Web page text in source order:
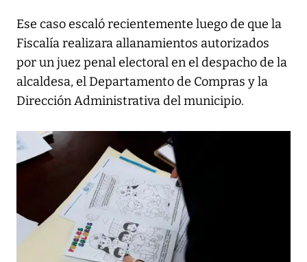
Ese caso escaló recientemente luego de que la
Fiscalía realizara allanamientos autorizados
por un juez penal electoral en el despacho de la
alcaldesa, el Departamento de Compras y la
Dirección Administrativa del municipio.